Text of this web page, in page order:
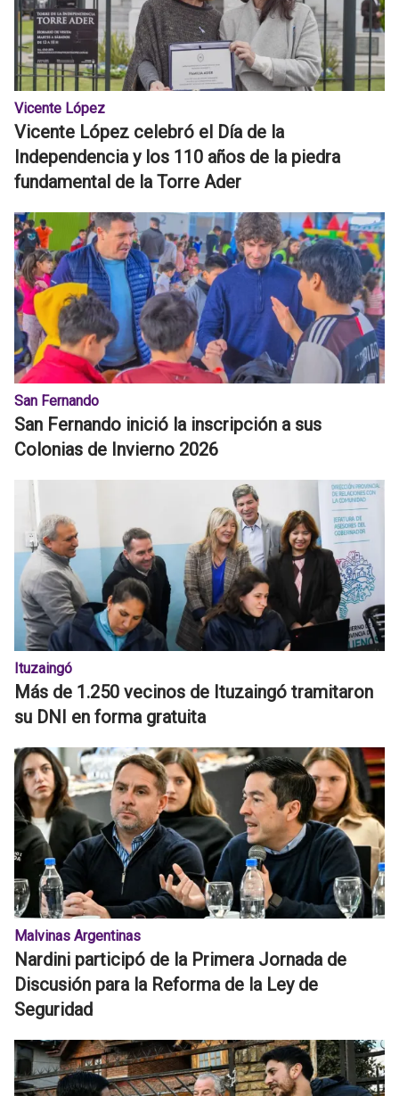
Vicente López
Vicente López celebró el Día de la
Independencia y los 110 años de la piedra
fundamental de la Torre Ader
San Fernando
San Fernando inició la inscripción a sus
Colonias de Invierno 2026
Ituzaingó
Más de 1.250 vecinos de Ituzaingó tramitaron
su DNI en forma gratuita
Malvinas Argentinas
Nardini participó de la Primera Jornada de
Discusión para la Reforma de la Ley de
Seguridad